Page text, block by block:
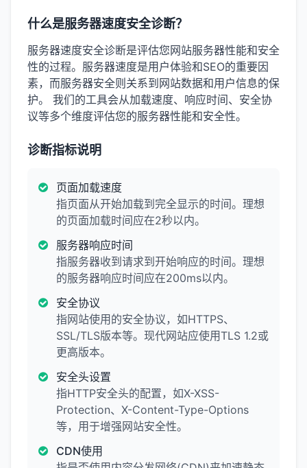
什么是服务器速度安全诊断？
服务器速度安全诊断是评估您网站服务器性能和安全
性的过程。服务器速度是用户体验和SEO的重要因
素，而服务器安全则关系到网站数据和用户信息的保
护。 我们的工具会从加载速度、响应时间、安全协
议等多个维度评估您的服务器性能和安全性。
诊断指标说明
页面加载速度
指页面从开始加载到完全显示的时间。理想
的页面加载时间应在2秒以内。
服务器响应时间
指服务器收到请求到开始响应的时间。理想
的服务器响应时间应在200ms以内。
安全协议
指网站使用的安全协议，如HTTPS、
SSL/TLS版本等。现代网站应使用TLS 1.2或
更高版本。
安全头设置
指HTTP安全头的配置，如X-XSS-
Protection、X-Content-Type-Options
等，用于增强网站安全性。
CDN使用